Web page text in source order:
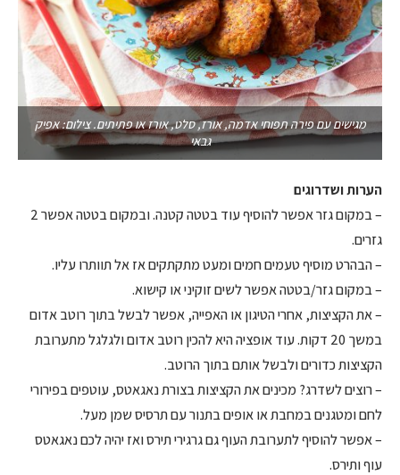
מגישים עם פירה תפוחי אדמה, אורז, סלט, אורז או פתיתים. צילום: אפיק
גבאי
הערות ושדרוגים
– במקום גזר אפשר להוסיף עוד בטטה קטנה. ובמקום בטטה אפשר 2
גזרים.
– הבהרט מוסיף טעמים חמים ומעט מתקתקים אז אל תוותרו עליו.
– במקום גזר/בטטה אפשר לשים זוקיני או קישוא.
– את הקציצות, אחרי הטיגון או האפייה, אפשר לבשל בתוך רוטב אדום
במשך 20 דקות. עוד אופציה היא להכין רוטב אדום ולגלגל מתערובת
הקציצות כדורים ולבשל אותם בתוך הרוטב.
– רוצים לשדרג? מכינים את הקציצות בצורת נאגאטס, עוטפים בפירורי
לחם ומטגנים במחבת או אופים בתנור עם תרסיס שמן מעל.
– אפשר להוסיף לתערובת העוף גם גרגירי תירס ואז יהיה לכם נאגאטס
עוף ותירס.